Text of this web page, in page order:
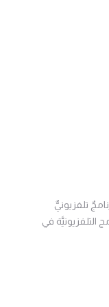
تلفزيونيٌّ
في